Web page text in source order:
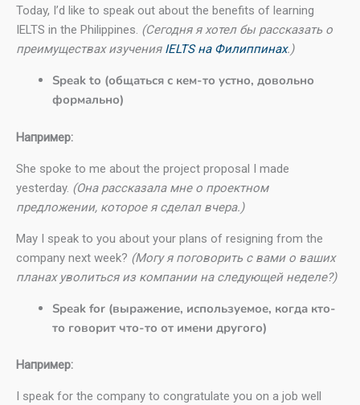
Today, I’d like to speak out about the benefits of learning
IELTS in the Philippines. (Сегодня я хотел бы рассказать о
преимуществах изученияIELTS на Филиппинах.)
Speak to (общаться с кем-то устно, довольно
формально)
Например:
She spoke to me about the project proposal I made
yesterday. (Она рассказала мне о проектном
предложении, которое я сделал вчера.)
May I speak to you about your plans of resigning from the
company next week? (Могу я поговорить с вами о ваших
планах уволиться из компании на следующей неделе?)
Speak for (выражение, используемое, когда кто-
то говорит что-то от имени другого)
Например:
I speak for the company to congratulate you on a job well